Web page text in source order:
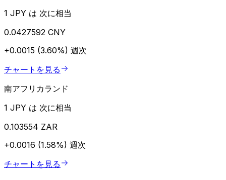
1 JPY は 次に相当
0.0427592 CNY
+0.0015 (3.60%) 週次
チャートを見る
南アフリカランド
1 JPY は 次に相当
0.103554 ZAR
+0.0016 (1.58%) 週次
チャートを見る